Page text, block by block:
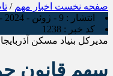
صفحه نخست اخبار مهم /
انتشار : 9 - ژوئن - 2024 - 11:33
کد خبر : 1238
مدیرکل بنیاد مسکن
سهم قانون